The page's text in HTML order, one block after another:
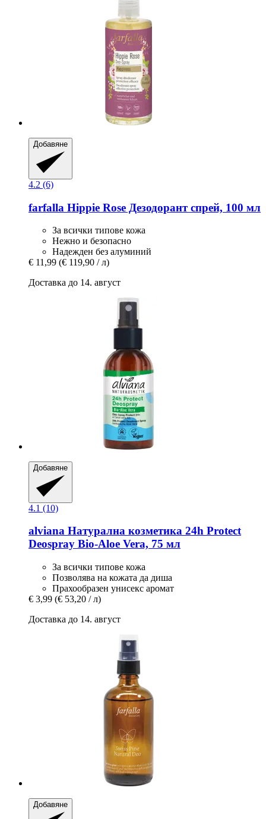
Добавяне
4.2 (6)
farfalla Hippie Rose Дезодорант спрей, 100 мл
За всички типове кожа
Нежно и безопасно
Надежден без алуминий
€ 11,99 (€ 119,90 / л)
Доставка до 14. август
Добавяне
4.1 (10)
alviana Натурална козметика 24h Protect
Deospray Bio-​Aloe Vera, 75 мл
За всички типове кожа
Позволява на кожата да диша
Прахообразен унисекс аромат
€ 3,99 (€ 53,20 / л)
Доставка до 14. август
Добавяне